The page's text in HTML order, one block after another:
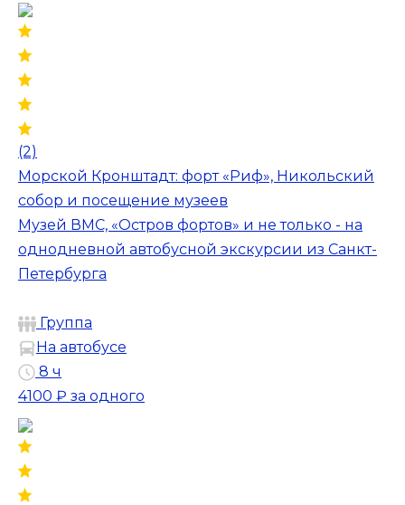
(2)
Морской Кронштадт: форт «Риф», Никольский
собор и посещение музеев
Музей ВМС, «Остров фортов» и не только - на
однодневной автобусной экскурсии из Санкт-
Петербурга
Группа
На автобусе
8 ч
4100 ₽ за одного